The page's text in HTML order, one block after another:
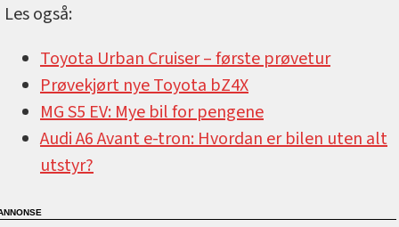
Les også:
Toyota Urban Cruiser –⁠ første prøvetur
Prøvekjørt nye Toyota bZ4X
MG S5 EV: Mye bil for pengene
Audi A6 Avant e-tron: Hvordan er bilen uten alt
utstyr?